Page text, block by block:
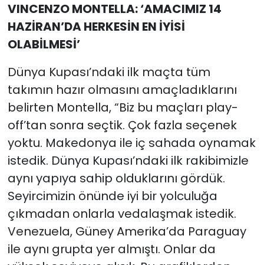
VINCENZO MONTELLA: ‘AMACIMIZ 14
HAZİRAN’DA HERKESİN EN İYİSİ
OLABİLMESİ’
Dünya Kupası’ndaki ilk maçta tüm
takımın hazır olmasını amaçladıklarını
belirten Montella, “Biz bu maçları play-
off’tan sonra seçtik. Çok fazla seçenek
yoktu. Makedonya ile iç sahada oynamak
istedik. Dünya Kupası’ndaki ilk rakibimizle
aynı yapıya sahip olduklarını gördük.
Seyircimizin önünde iyi bir yolculuğa
çıkmadan onlarla vedalaşmak istedik.
Venezuela, Güney Amerika’da Paraguay
ile aynı grupta yer almıştı. Onlar da